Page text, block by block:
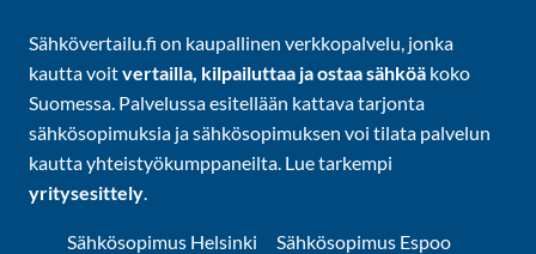
Sähkövertailu.fi on kaupallinen verkkopalvelu, jonka
kautta voitvertailla, kilpailuttaa ja ostaa sähköä koko
Suomessa. Palvelussa esitellään kattava tarjonta
sähkösopimuksia ja sähkösopimuksen voi tilata palvelun
kautta yhteistyökumppaneilta. Lue tarkempi
yritysesittely.
Sähkösopimus Helsinki
Sähkösopimus Espoo